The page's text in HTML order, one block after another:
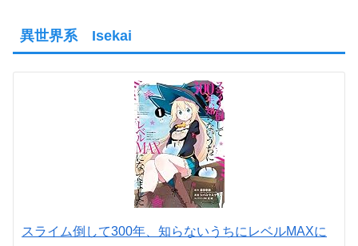
異世界系 Isekai
スライム倒して300年、知らないうちにレベルMAXに